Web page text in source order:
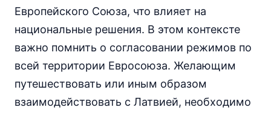
Европейского Союза, что влияет на
национальные решения. В этом контексте
важно помнить о согласовании режимов по
всей территории Евросоюза. Желающим
путешествовать или иным образом
взаимодействовать с Латвией, необходимо